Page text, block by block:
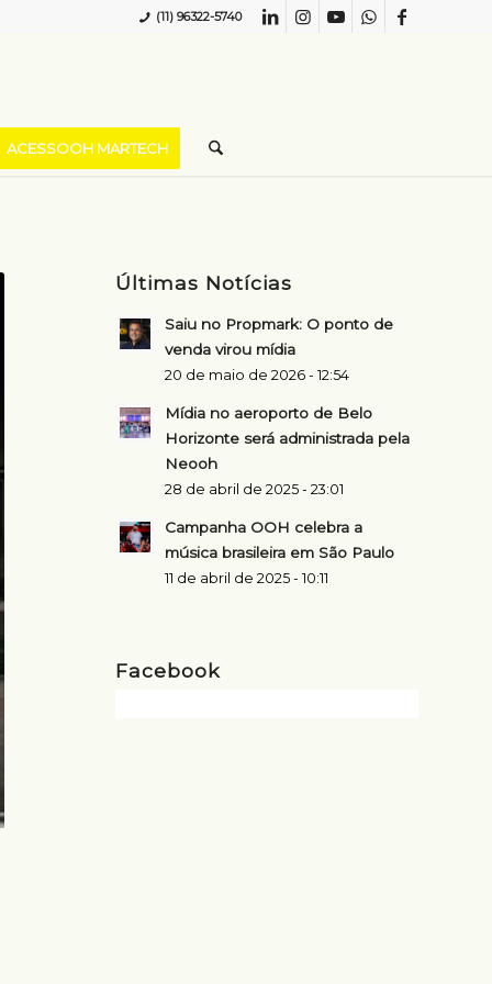
(11) 96322-5740
ACESSOOH MARTECH
Últimas Notícias
Saiu no Propmark: O ponto de
venda virou mídia
20 de maio de 2026 - 12:54
Mídia no aeroporto de Belo
Horizonte será administrada pela
Neooh
28 de abril de 2025 - 23:01
Campanha OOH celebra a
música brasileira em São Paulo
11 de abril de 2025 - 10:11
Facebook